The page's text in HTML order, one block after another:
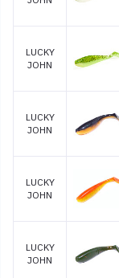
LUCKY
JOHN
LUCKY
JOHN
LUCKY
JOHN
LUCKY
JOHN